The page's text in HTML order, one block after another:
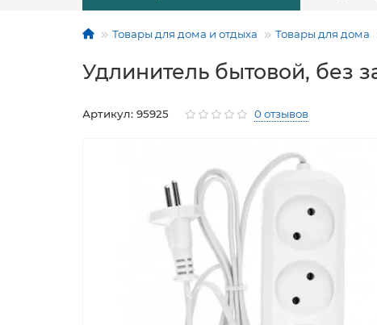
Товары для дома и отдыха Товары для дома
Удлинитель бытовой, без
Артикул: 95925 0 отзывов